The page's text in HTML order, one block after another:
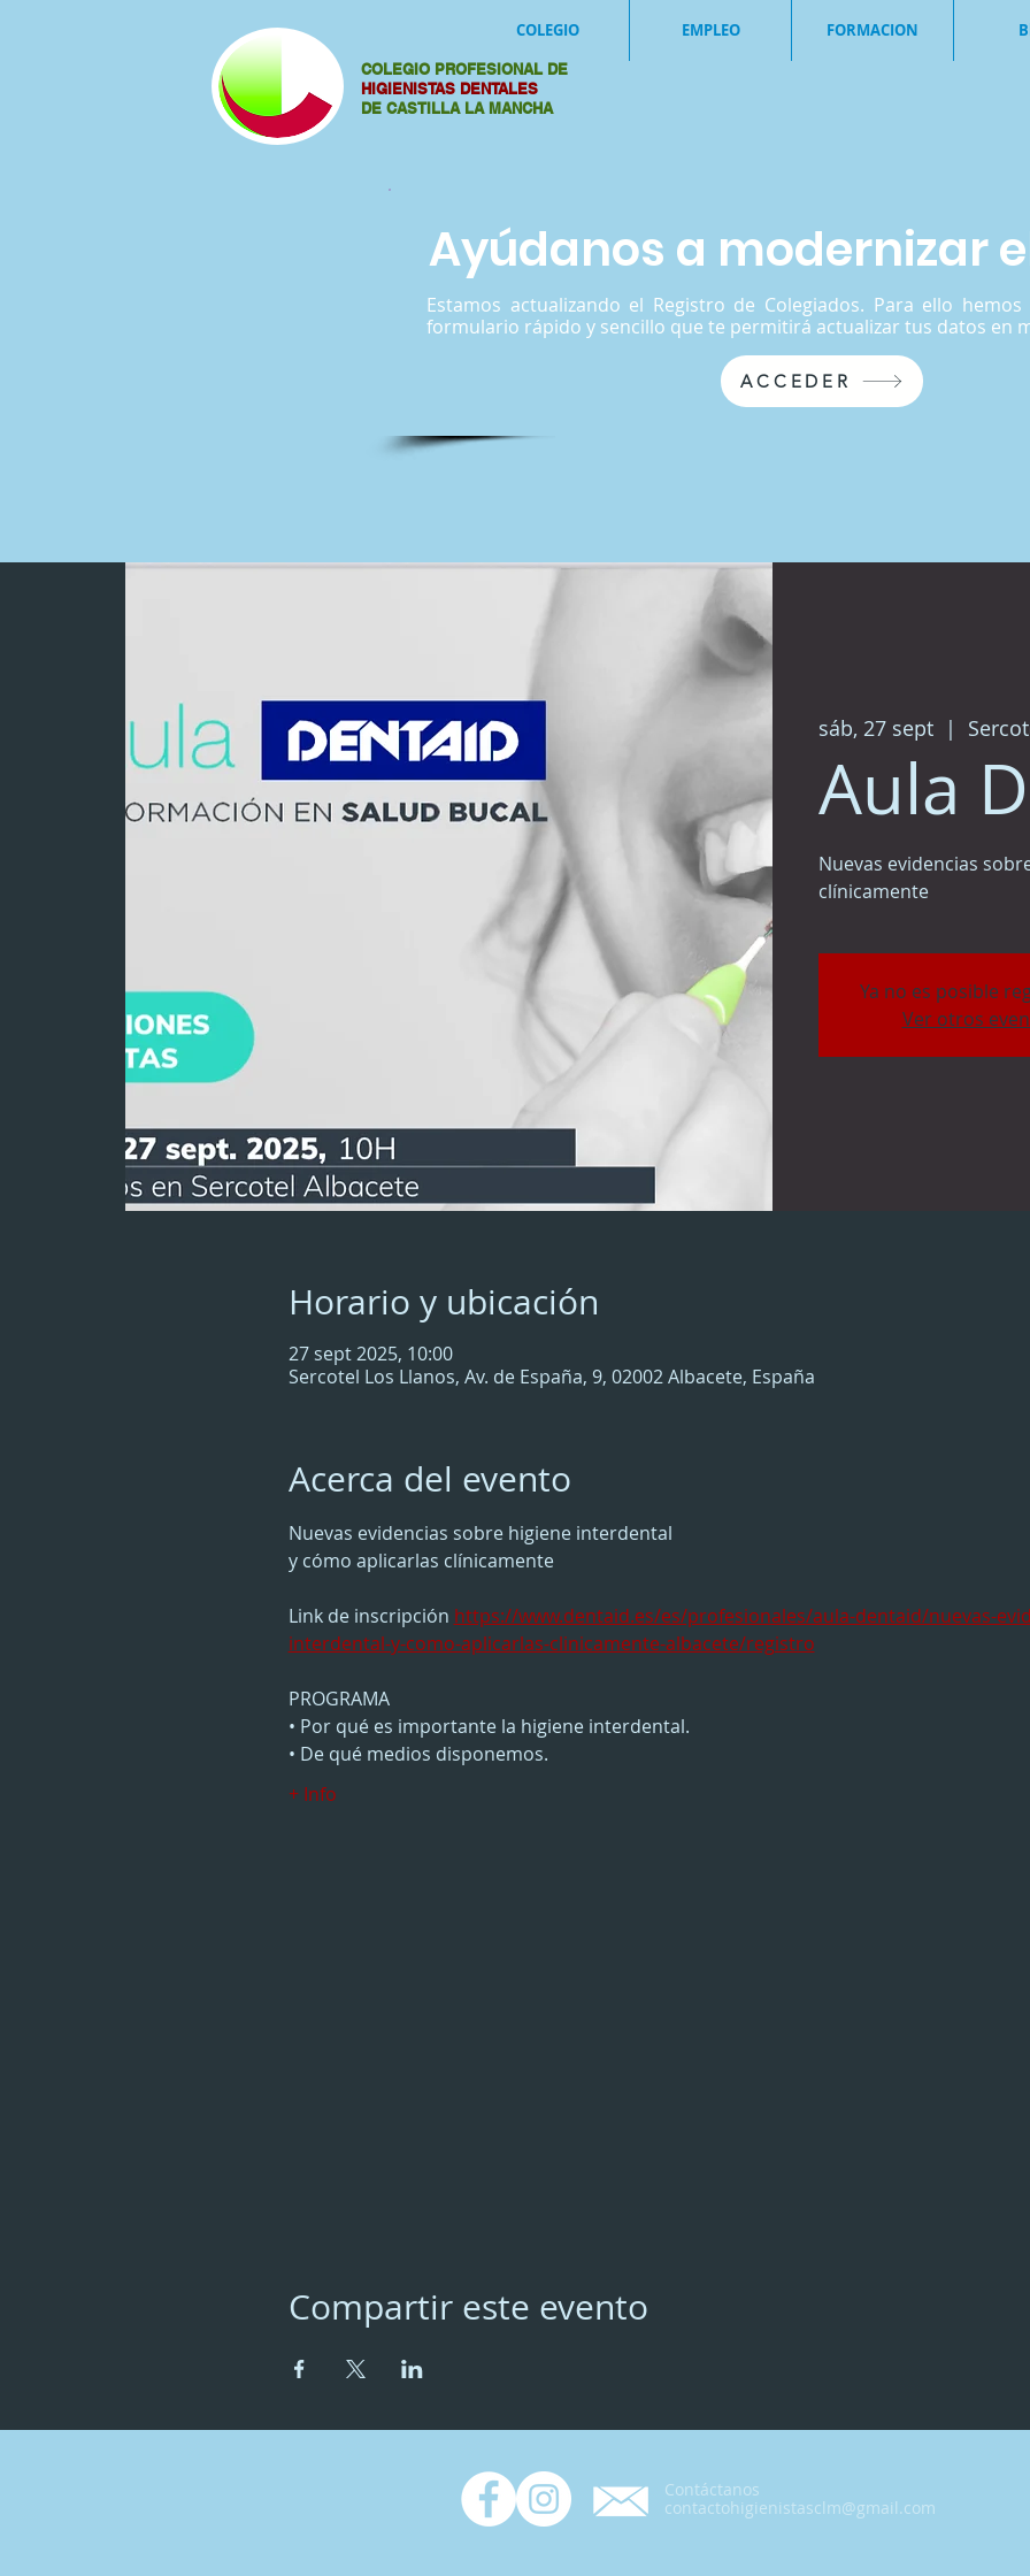
COLEGIO PROFESIONAL DE
HIGIENISTAS DENTALES
DE CASTILLA LA MANCHA
COLEGIO EMPLEO FORMACION
Ayúdanos a modernizar
Estamos actualizando el Registro de Colegiados. Para ello
formulario rápido y sencillo que te permitirá actualizar tus datos en
ACCEDER
sáb, 27 sept
  |
Aula
Nuevas evidencias
clínicamente
Ya no es posible
Ver otros
Horario y ubicación
27 sept 2025, 10:00
Sercotel Los Llanos, Av. de España, 9, 02002 Albacete, España
Acerca del evento
Nuevas evidencias sobre higiene interdental
y cómo aplicarlas clínicamente
Link de inscripción https://www.dentaid.es/es/profesionales/aula-dentaid/nuevas-
interdental-y-como-aplicarlas-clinicamente-albacete/registro
PROGRAMA
• Por qué es importante la higiene interdental.
• De qué medios disponemos.
+ Info
Compartir este evento
Contáctanos
contactohigienistasclm@gmail.com